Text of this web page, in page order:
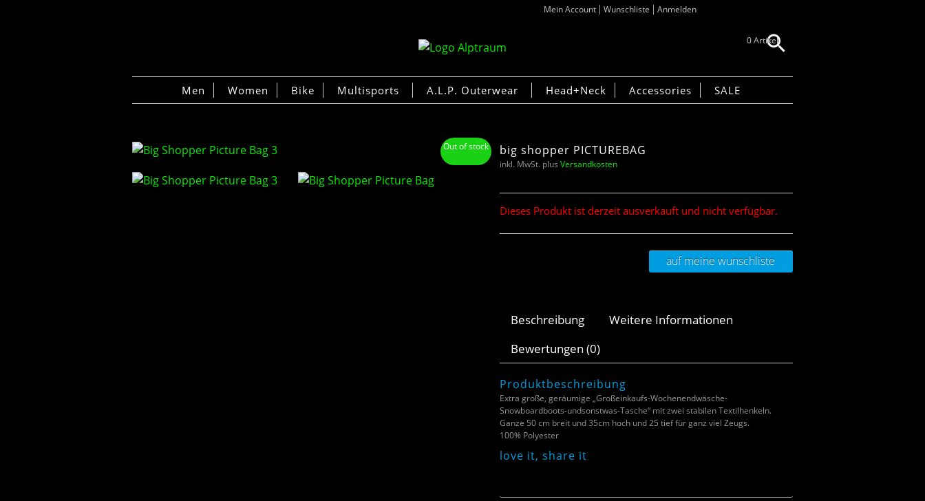
Mein Account Wunschliste Anmelden
0 Artikel
Men Women Bike Multisports A.L.P. Outerwear Head+Neck Accessories SALE
Out of stock big shopper PICTUREBAG
inkl. MwSt. plus Versandkosten
Dieses Produkt ist derzeit ausverkauft und nicht verfügbar.
auf meine wunschliste
Beschreibung
Weitere Informationen
Bewertungen (0)
Produktbeschreibung
Extra große, geräumige „Großeinkaufs-Wochenendwäsche-
Snowboardboots-undsonstwas-Tasche“ mit zwei stabilen Textilhenkeln.
Ganze 50 cm breit und 35cm hoch und 25 tief für ganz viel Zeugs.
100% Polyester
love it, share it